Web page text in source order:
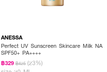
ANESSA
Perfect UV Sunscreen Skincare Milk NA
SPF50+ PA++++
฿329 ฿425 (23%)